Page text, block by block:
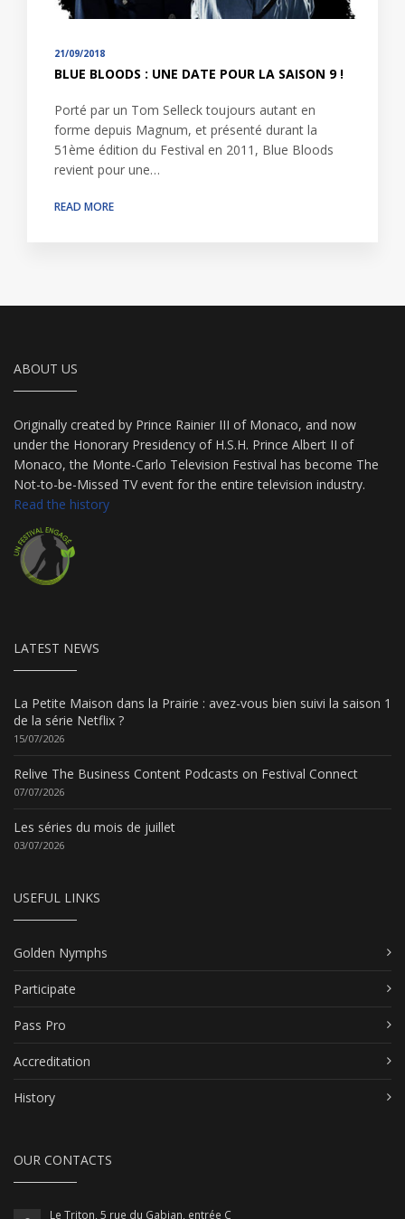
21/09/2018
BLUE BLOODS : UNE DATE POUR LA SAISON 9 !
Porté par un Tom Selleck toujours autant en
forme depuis Magnum, et présenté durant la
51ème édition du Festival en 2011, Blue Bloods
revient pour une…
READ MORE
ABOUT US
Originally created by Prince Rainier III of Monaco, and now
under the Honorary Presidency of H.S.H. Prince Albert II of
Monaco, the Monte-Carlo Television Festival has become The
Not-to-be-Missed TV event for the entire television industry.
Read the history
LATEST NEWS
La Petite Maison dans la Prairie : avez-vous bien suivi la saison 1
de la série Netflix ?
15/07/2026
Relive The Business Content Podcasts on Festival Connect
07/07/2026
Les séries du mois de juillet
03/07/2026
USEFUL LINKS
Golden Nymphs
Participate
Pass Pro
Accreditation
History
OUR CONTACTS
Le Triton, 5 rue du Gabian, entrée C